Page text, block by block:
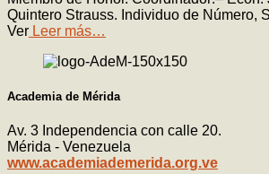
Quintero Strauss. Individuo de Número,
Ver Leer más…
Academia de Mérida
Av. 3 Independencia con calle 20.
Mérida - Venezuela
www.academiademerida.org.ve